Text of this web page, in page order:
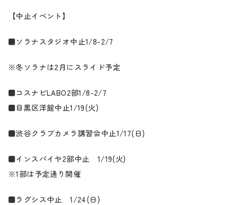
【中止イベント】
■ソラナスタジオ中止1/8-2/7
※冬ソラナは2月にスライド予定
■コスナビLABO2部1/8-2/7
■目黒区洋館中止1/19(火)
■渋谷クラブカメラ講習会中止1/17(日)
■インスパイヤ2部中止 1/19(火)
※1部は予定通り開催
■ラグシス中止 1/24(日)